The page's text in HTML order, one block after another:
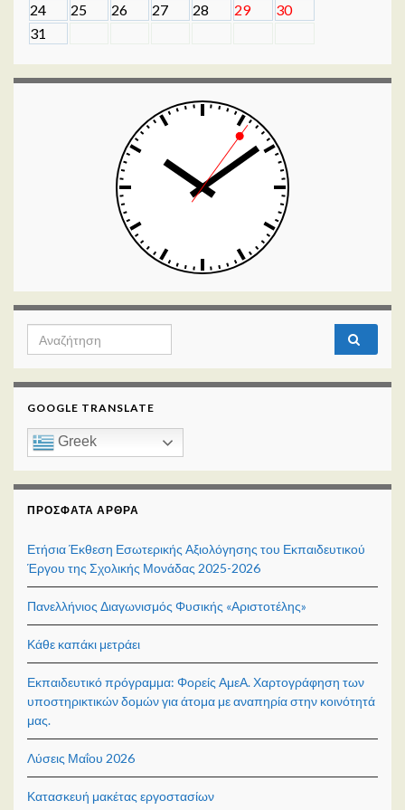
24
25 26 27 28 29
30
31
Search for:
GOOGLE TRANSLATE
Greek
ΠΡΌΣΦΑΤΑ ΆΡΘΡΑ
Ετήσια Έκθεση Εσωτερικής Αξιολόγησης του Εκπαιδευτικού
Έργου της Σχολικής Μονάδας 2025-2026
Πανελλήνιος Διαγωνισμός Φυσικής «Αριστοτέλης»
Κάθε καπάκι μετράει
Εκπαιδευτικό πρόγραμμα: Φορείς ΑμεΑ. Χαρτογράφηση των
υποστηρικτικών δομών για άτομα με αναπηρία στην κοινότητά
μας.
Λύσεις Μαΐου 2026
Κατασκευή μακέτας εργοστασίων